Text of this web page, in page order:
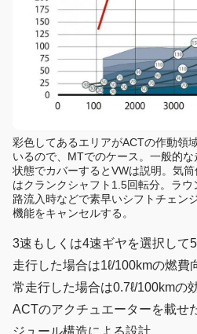
彩色してあるエリアがACTの作動領
いるので、MTでのケース。一般的
状態でカバーするとVWは説明。気
はクランクシャフト1.5回転分。ラ
路流入時などで素早いシフトチェン
機能をキャンセルする。
3速もしくは4速ギヤを選択して
走行した場合は1ℓ/100kmの燃費
常走行した場合は0.7ℓ/100kmの
ACTのアクチュエーターを載せ
ジュール構造による設計。